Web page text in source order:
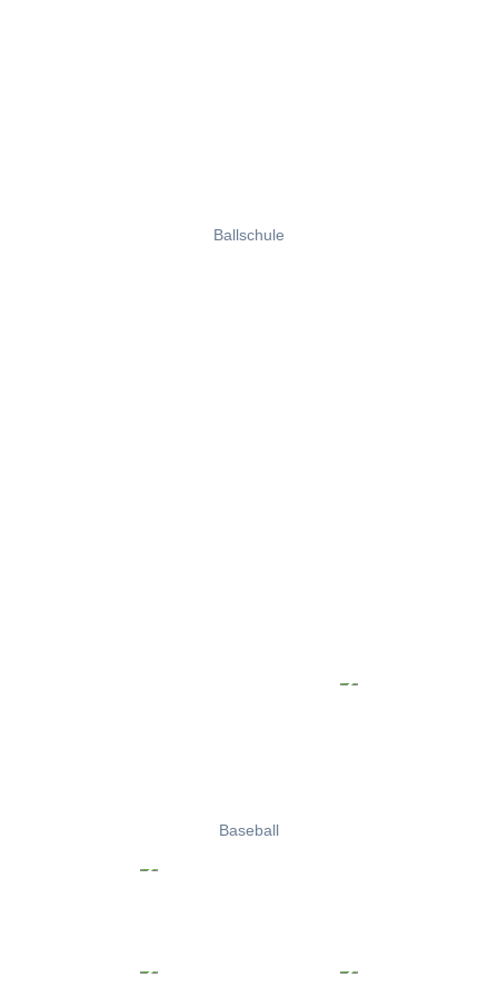
Ballschule
Baseball